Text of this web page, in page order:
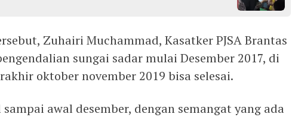
Zuhairi Muchammad, Kasatker PJSA Brantas
sungai sadar mulai Desember 2017, di
oktober november 2019 bisa selesai.
awal desember, dengan semangat yang ada